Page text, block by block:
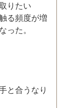
りたい
る頻度が増
った。
と合うなり